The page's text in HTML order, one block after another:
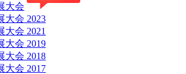
大会
大会 2023
大会 2021
大会 2019
大会 2018
大会 2017